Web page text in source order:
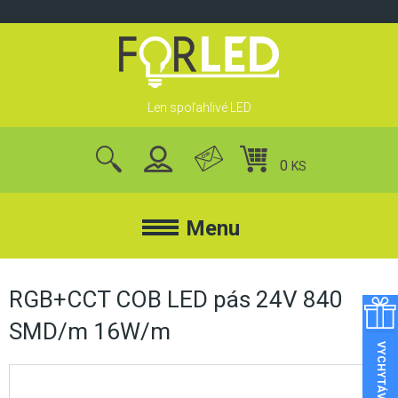
VYCHYTÁVKY
to
Len spoľahlivé LED
0 KS
Menu
FORLED
KONTAKT
RGB+CCT COB LED pás 24V 840
SMD/m 16W/m